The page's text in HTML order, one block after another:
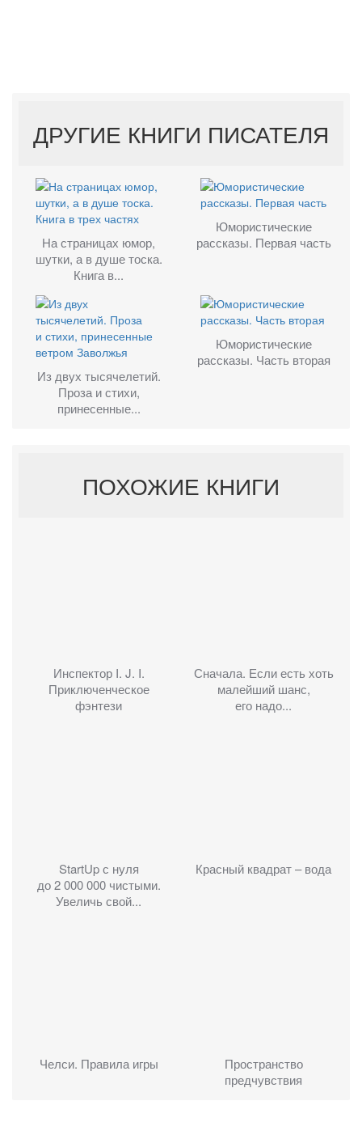
ДРУГИЕ КНИГИ ПИСАТЕЛЯ
На страницах юмор,
шутки, а в душе тоска.
Книга в...
Юмористические
рассказы. Первая часть
Из двух тысячелетий.
Проза и стихи,
принесенные...
Юмористические
рассказы. Часть вторая
ПОХОЖИЕ КНИГИ
Инспектор I. J. I.
Приключенческое
фэнтези
Сначала. Если есть хоть
малейший шанс,
его надо...
StartUp с нуля
до 2 000 000 чистыми.
Увеличь свой...
Красный квадрат – вода
Челси. Правила игры
Пространство
предчувствия